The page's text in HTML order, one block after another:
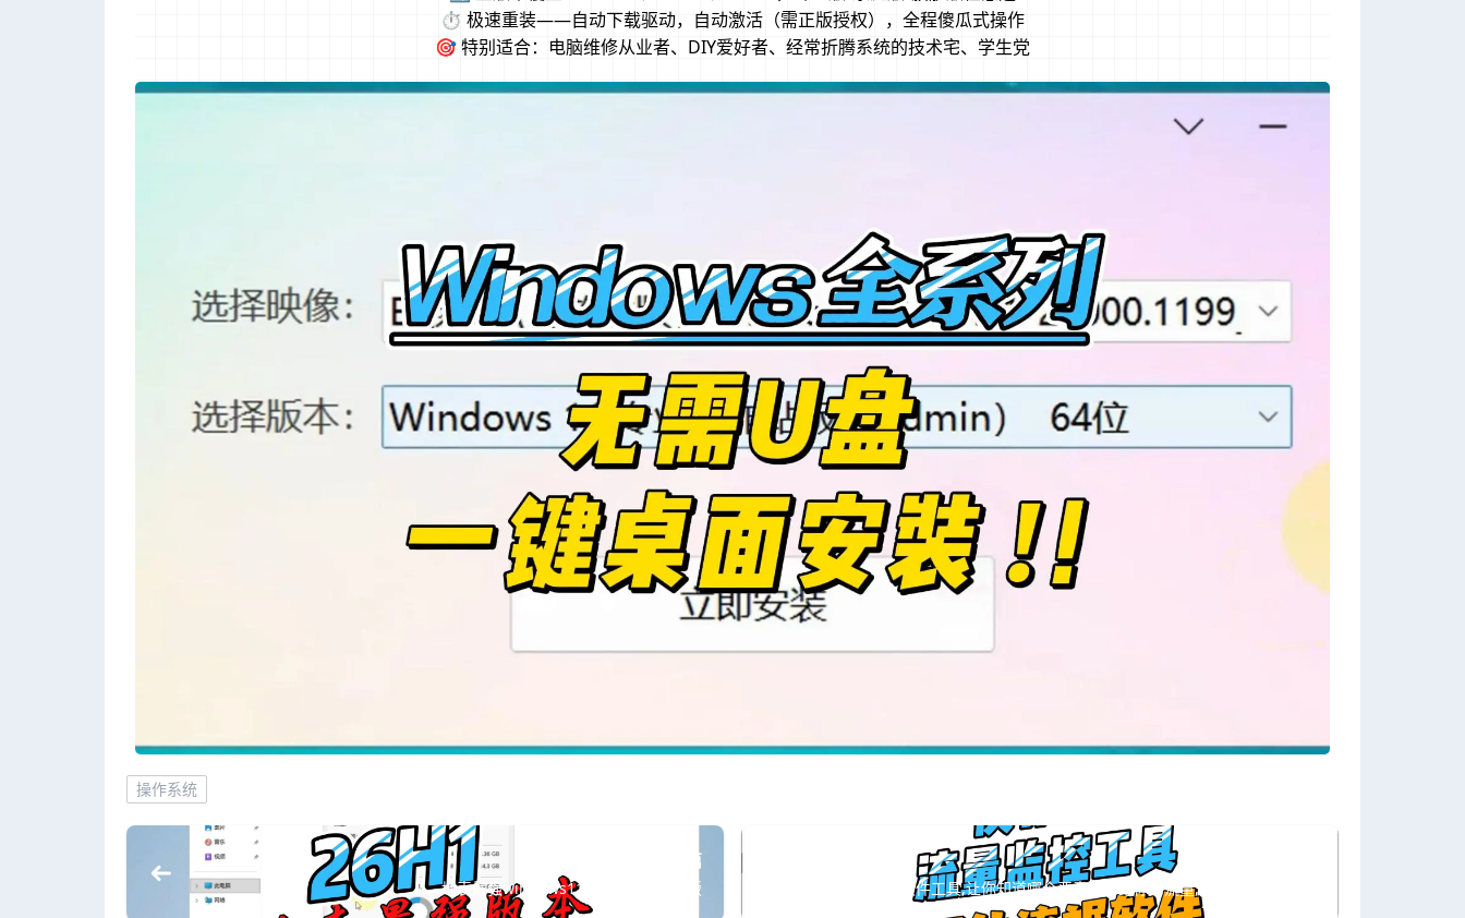
⏱️ 极速重装——自动下载驱动，自动激活（需正版授权），全程傻瓜式操作
🎯 特别适合：电脑维修从业者、DIY爱好者、经常折腾系统的技术宅、学生党
操作系统
上一篇
地表最强windows11 26H1精简流畅版 纯净绿色的流量监控软件工具,让你知道哪个恶意软件跑你的流量,电脑必须！